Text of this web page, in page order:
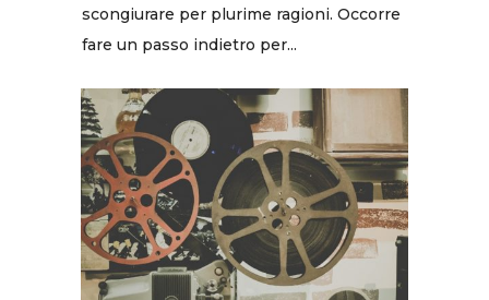
scongiurare per plurime ragioni. Occorre
fare un passo indietro per...